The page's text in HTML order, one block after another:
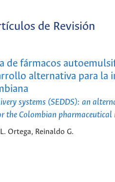
de Revisión
de fármacos
alternativa para la
systems (SEDDS): an
the Colombian pharmaceutical
Ortega, Reinaldo G.